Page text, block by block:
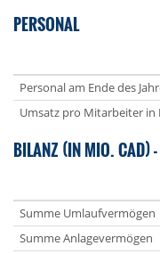
PERSONAL
Personal am Ende des
Umsatz pro Mitarbeiter in
BILANZ (IN MIO. CAD)
Summe Umlaufvermögen
Summe Anlagevermögen